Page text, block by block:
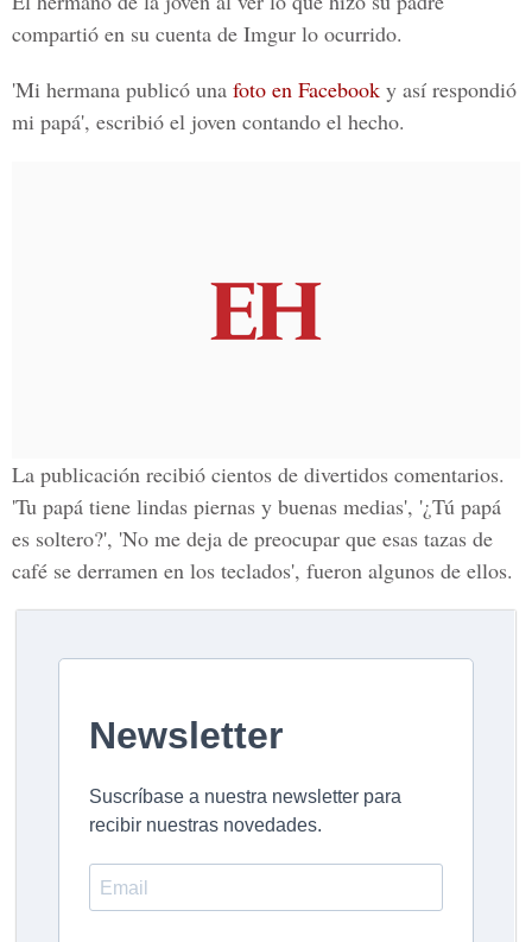
compartió en su cuenta de Imgur lo ocurrido.
'Mi hermana publicó una foto en Facebook y así respondió
mi papá', escribió el joven contando el hecho.
La publicación recibió cientos de divertidos comentarios.
'Tu papá tiene lindas piernas y buenas medias', '¿Tú papá
es soltero?', 'No me deja de preocupar que esas tazas de
café se derramen en los teclados', fueron algunos de ellos.